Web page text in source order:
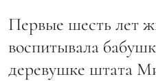
Первые шесть лет
воспитывала
деревушке штата